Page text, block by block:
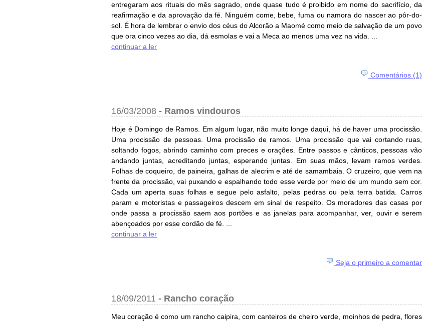
entregaram aos rituais do mês sagrado, onde quase tudo é proibido em nome do sacrifício, da
reafirmação e da aprovação da fé. Ninguém come, bebe, fuma ou namora do nascer ao pôr-do-
sol. É hora de lembrar o envio dos céus do Alcorão a Maomé como meio de salvação de um povo
que ora cinco vezes ao dia, dá esmolas e vai a Meca ao menos uma vez na vida. ...
continuar a ler
Comentários (1)
16/03/2008 - Ramos vindouros
Hoje é Domingo de Ramos. Em algum lugar, não muito longe daqui, há de haver uma procissão.
Uma procissão de pessoas. Uma procissão de ramos. Uma procissão que vai cortando ruas,
soltando fogos, abrindo caminho com preces e orações. Entre passos e cânticos, pessoas vão
andando juntas, acreditando juntas, esperando juntas. Em suas mãos, levam ramos verdes.
Folhas de coqueiro, de paineira, galhas de alecrim e até de samambaia. O cruzeiro, que vem na
frente da procissão, vai puxando e espalhando todo esse verde por meio de um mundo sem cor.
Cada um aperta suas folhas e segue pelo asfalto, pelas pedras ou pela terra batida. Carros
param e motoristas e passageiros descem em sinal de respeito. Os moradores das casas por
onde passa a procissão saem aos portões e as janelas para acompanhar, ver, ouvir e serem
abençoados por esse cordão de fé. ...
continuar a ler
Seja o primeiro a comentar
18/09/2011 - Rancho coração
Meu coração é como um rancho caipira, com canteiros de cheiro verde, moinhos de pedra, flores